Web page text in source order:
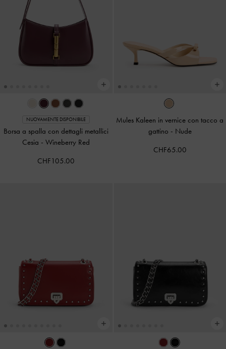
NUOVAMENTE DISPONIBILE
Borsa a spalla con dettagli metallici
Cesia -Wineberry Red
CHF105.00
Mules Kaleen in vernice con tacco a
gattino - Nude
CHF65.00